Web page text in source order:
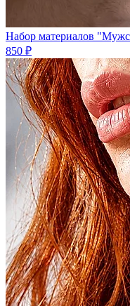
Набор материалов
850 ₽